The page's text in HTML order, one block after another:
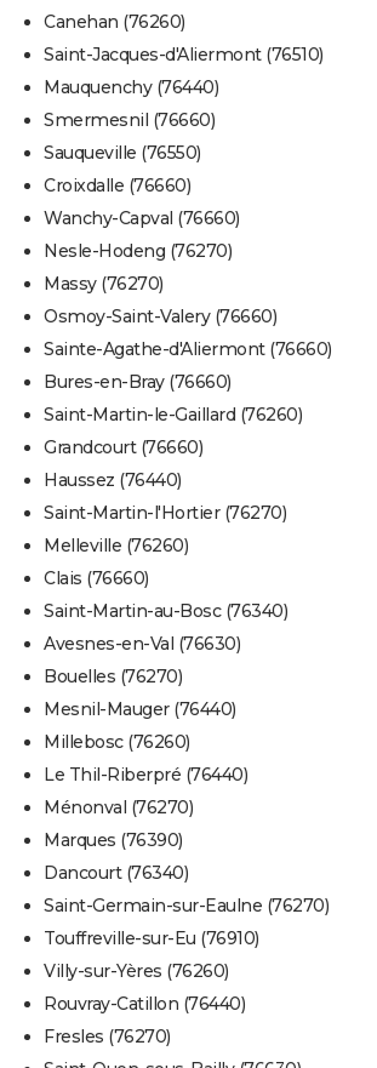
Canehan (76260)
Saint-Jacques-d'Aliermont (76510)
Mauquenchy (76440)
Smermesnil (76660)
Sauqueville (76550)
Croixdalle (76660)
Wanchy-Capval (76660)
Nesle-Hodeng (76270)
Massy (76270)
Osmoy-Saint-Valery (76660)
Sainte-Agathe-d'Aliermont (76660)
Bures-en-Bray (76660)
Saint-Martin-le-Gaillard (76260)
Grandcourt (76660)
Haussez (76440)
Saint-Martin-l'Hortier (76270)
Melleville (76260)
Clais (76660)
Saint-Martin-au-Bosc (76340)
Avesnes-en-Val (76630)
Bouelles (76270)
Mesnil-Mauger (76440)
Millebosc (76260)
Le Thil-Riberpré (76440)
Ménonval (76270)
Marques (76390)
Dancourt (76340)
Saint-Germain-sur-Eaulne (76270)
Touffreville-sur-Eu (76910)
Villy-sur-Yères (76260)
Rouvray-Catillon (76440)
Fresles (76270)